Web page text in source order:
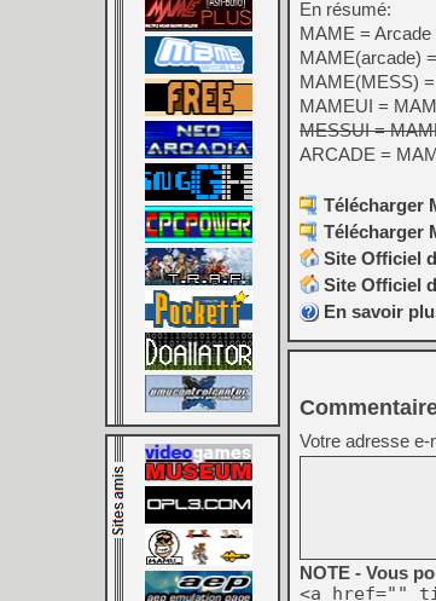
En résumé:
MAME =
MAME(arcade)
MAME(MESS)
MAMEUI =
MESSUI =
ARCADE =
Télécharger
Télécharger
Site Officiel
Site Officiel
En savoir
Votre adresse e-
NOTE - Vous
<a href=""